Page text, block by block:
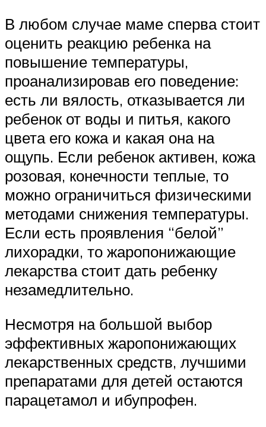
В любом случае маме сперва стоит
оценить реакцию ребенка на
повышение температуры,
проанализировав его поведение:
есть ли вялость, отказывается ли
ребенок от воды и питья, какого
цвета его кожа и какая она на
ощупь. Если ребенок активен, кожа
розовая, конечности теплые, то
можно ограничиться физическими
методами снижения температуры.
Если есть проявления “белой”
лихорадки, то жаропонижающие
лекарства стоит дать ребенку
незамедлительно.
Несмотря на большой выбор
эффективных жаропонижающих
лекарственных средств, лучшими
препаратами для детей остаются
парацетамол и ибупрофен.